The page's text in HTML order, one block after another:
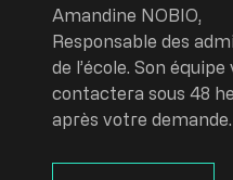
Amandine NOBIO,
Responsable des
de l’école. Son équipe
contactera sous 48
après votre demande.